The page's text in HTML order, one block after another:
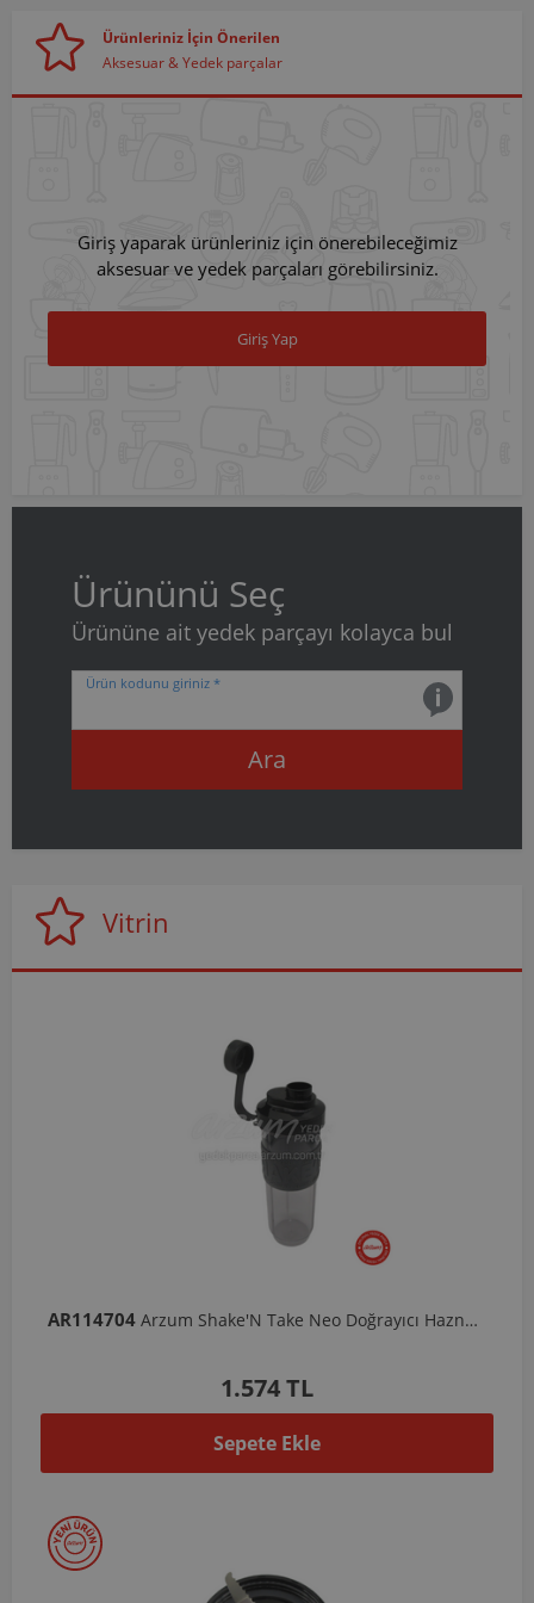
Ürünleriniz İçin Önerilen
Aksesuar & Yedek parçalar
Giriş yaparak ürünleriniz için önerebileceğimiz
aksesuar ve yedek parçaları görebilirsiniz.
Giriş Yap
Ürününü Seç
Ürününe ait yedek parçayı kolayca bul
Ürün kodunu giriniz *
Ara
Vitrin
AR114704 Arzum Shake'N Take Neo Doğrayıcı Hazne Komple - 570 ML
1.574 TL
Sepete Ekle